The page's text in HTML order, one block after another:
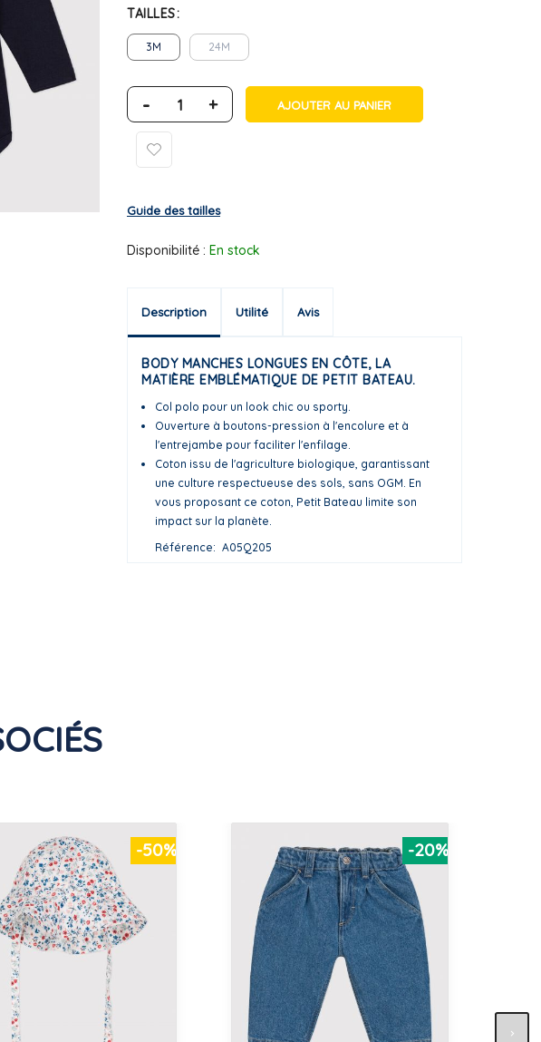
TAILLES
3M 24M
- + AJOUTER AU PANIER
Guide des tailles
Disponibilité : En stock
Description Utilité Avis
BODY MANCHES LONGUES EN CÔTE, LA
MATIÈRE EMBLÉMATIQUE DE PETIT BATEAU.
Col polo pour un look chic ou sporty.
Ouverture à boutons-pression à l'encolure et à
l'entrejambe pour faciliter l'enfilage.
Coton issu de l'agriculture biologique, garantissant
une culture respectueuse des sols, sans OGM. En
vous proposant ce coton, Petit Bateau limite son
impact sur la planète.
Référence
A05Q205
-50% -20%